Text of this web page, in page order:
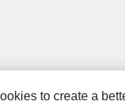
to create a